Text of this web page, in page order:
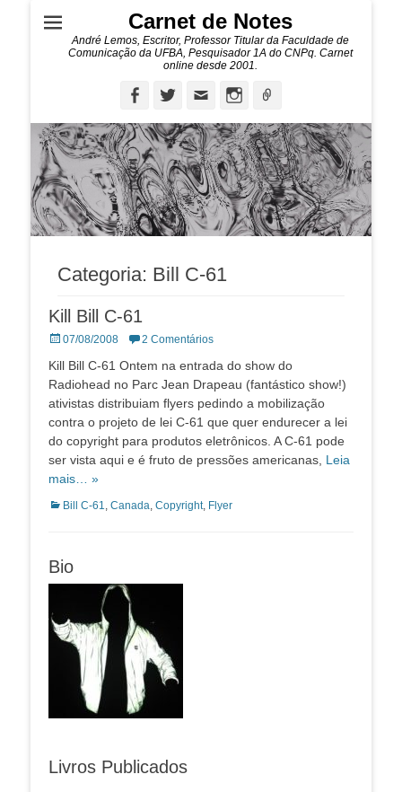
Carnet de Notes
André Lemos, Escritor, Professor Titular da Faculdade de
Comunicação da UFBA, Pesquisador 1A do CNPq. Carnet
online desde 2001.
FacebookTwitterEmail Instagram
Categoria: Bill C-61
Kill Bill C-61
Posted
07/08/2008 2 Comentários
Kill Bill C-61 Ontem na entrada do show do
Radiohead no Parc Jean Drapeau (fantástico show!)
ativistas distribuiam flyers pedindo a mobilização
contra o projeto de lei C-61 que quer endurecer a lei
do copyright para produtos eletrônicos. A C-61 pode
ser vista aqui e é fruto de pressões americanas, Leia
mais… »
Categorias:
Bill C-61, Canada, Copyright, Flyer
Bio
Livros Publicados